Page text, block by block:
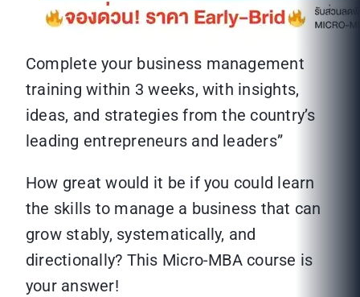
Complete your business management
training within 3 weeks, with insights,
ideas, and strategies from the country’s
leading entrepreneurs and leaders”
How great would it be if you could learn
the skills to manage a business that can
grow stably, systematically, and
directionally? This Micro-MBA course is
your answer!